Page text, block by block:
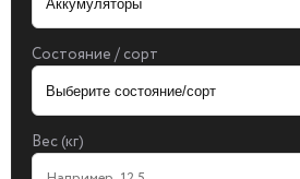
Состояние / сорт
Вес (кг)